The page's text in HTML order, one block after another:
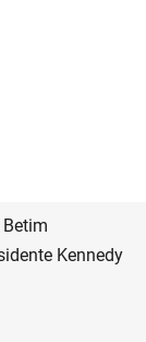
Kennedy